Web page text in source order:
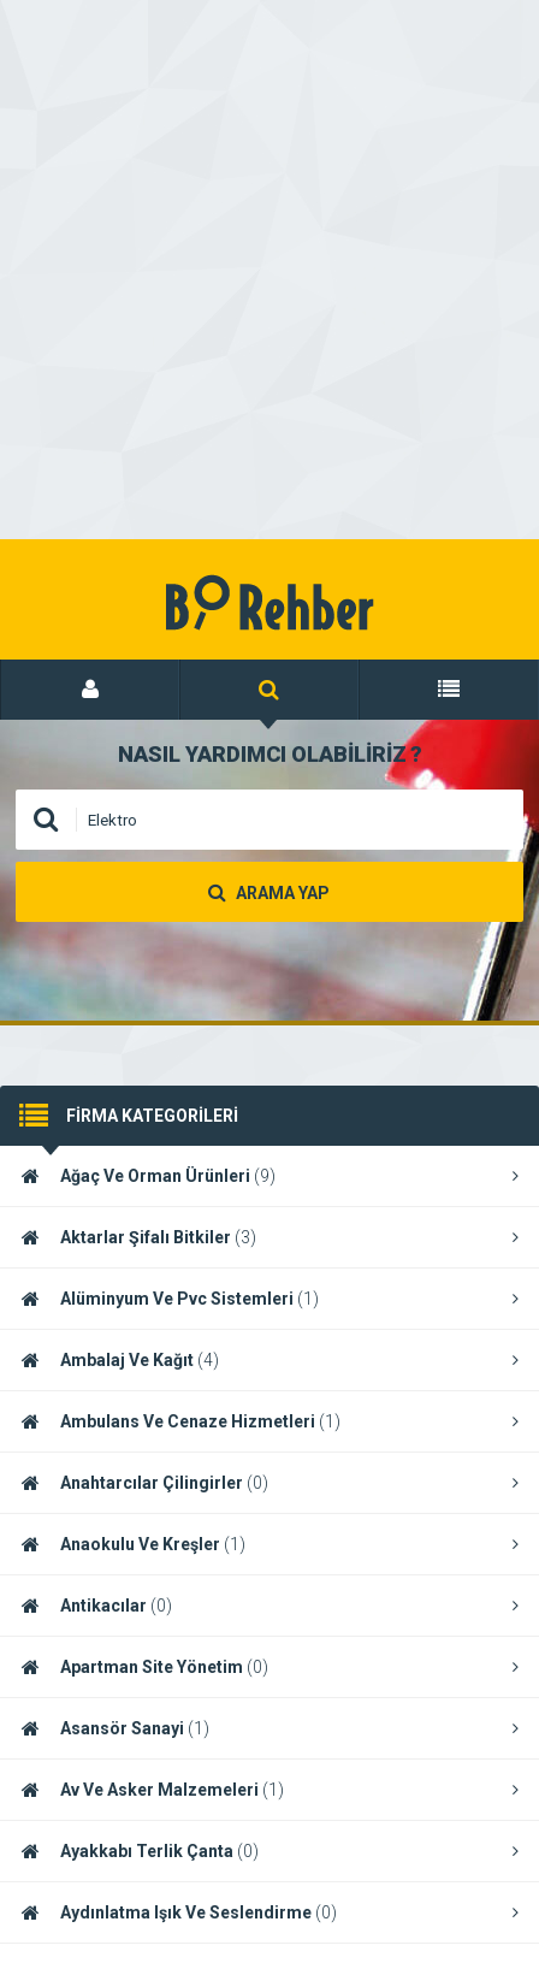
NASIL YARDIMCI OLABİLİRİZ?
ARAMA YAP
FİRMA KATEGORİLERİ
Ağaç Ve Orman Ürünleri (9)
Aktarlar Şifalı Bitkiler (3)
Alüminyum Ve Pvc Sistemleri (1)
Ambalaj Ve Kağıt (4)
Ambulans Ve Cenaze Hizmetleri (1)
Anahtarcılar Çilingirler (0)
Anaokulu Ve Kreşler (1)
Antikacılar (0)
Apartman Site Yönetim (0)
Asansör Sanayi (1)
Av Ve Asker Malzemeleri (1)
Ayakkabı Terlik Çanta (0)
Aydınlatma Işık Ve Seslendirme (0)